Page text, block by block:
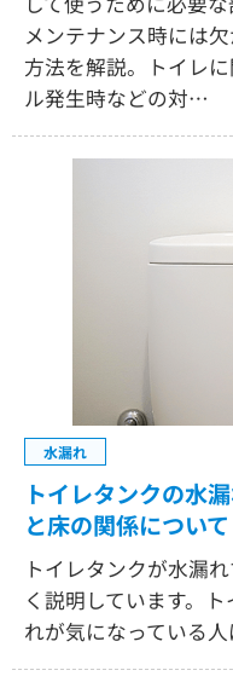
メンテナンス時には
方法を解説。トイレ
ル発生時などの対…
水漏れ
トイレタンクの水
と床の関係について
トイレタンクが水漏
く説明しています。
れが気になっている人